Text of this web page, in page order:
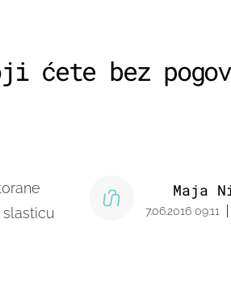
ćete bez
Maja
7.06.2016 09:11